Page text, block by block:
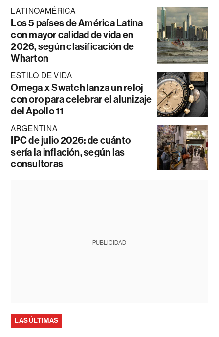
LATINOAMÉRICA
Los 5 países de América Latina
con mayor calidad de vida en
2026, según clasificación de
Wharton
ESTILO DE VIDA
Omega x Swatch lanza un reloj
con oro para celebrar el alunizaje
del Apollo 11
ARGENTINA
IPC de julio 2026: de cuánto
sería la inflación, según las
consultoras
PUBLICIDAD
LAS ÚLTIMAS